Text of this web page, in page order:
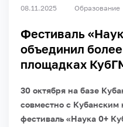
08.11.2025 Образование
Фестиваль
объединил
площадках
30 октября на базе
совместно с
фестиваль «Наука 0+